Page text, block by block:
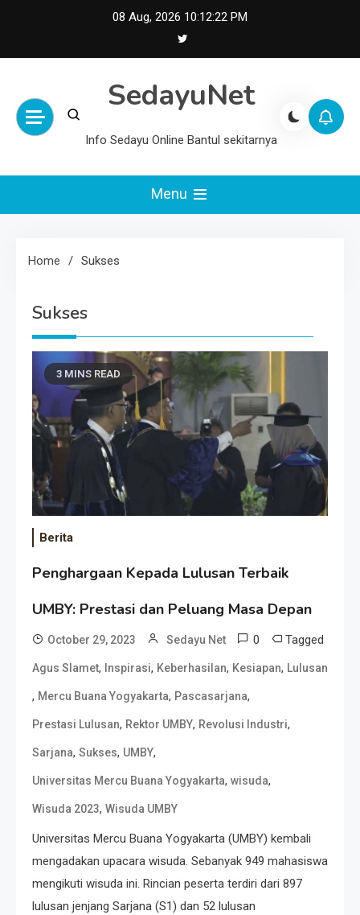
08 Aug, 2026 10:12:22 PM
SedayuNet
Info Sedayu Online Bantul sekitarnya
Menu
Home Sukses
Sukses
3 MINS READ
Berita
Penghargaan Kepada Lulusan Terbaik
UMBY: Prestasi dan Peluang Masa Depan
October 29, 2023 Sedayu Net 0 Tagged
Agus Slamet, Inspirasi, Keberhasilan, Kesiapan, Lulusan
, Mercu Buana Yogyakarta, Pascasarjana,
Prestasi Lulusan, Rektor UMBY, Revolusi Industri,
Sarjana, Sukses, UMBY,
Universitas Mercu Buana Yogyakarta, wisuda,
Wisuda 2023, Wisuda UMBY
Universitas Mercu Buana Yogyakarta (UMBY) kembali
mengadakan upacara wisuda. Sebanyak 949 mahasiswa
mengikuti wisuda ini. Rincian peserta terdiri dari 897
lulusan jenjang Sarjana (S1) dan 52 lulusan